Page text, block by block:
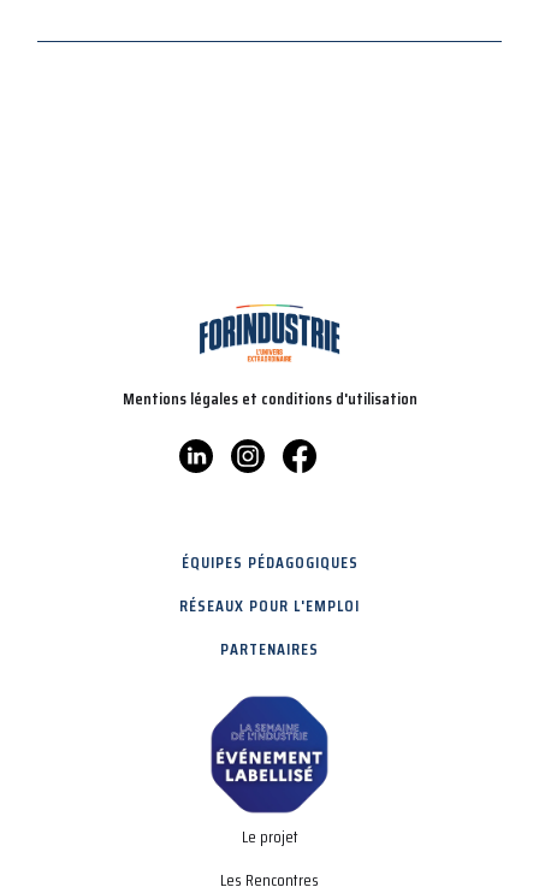
Mentions légales et conditions d'utilisation
ÉQUIPES PÉDAGOGIQUES
RÉSEAUX POUR L'EMPLOI
PARTENAIRES
Le projet
Les Rencontres